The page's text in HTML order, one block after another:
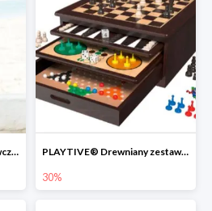
LUPILU® Kombinezon dziewczęcy z bawełny PLAYTIVE® Drewniany zestaw gier 10 w 1
30%